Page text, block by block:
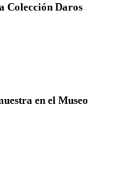
Colección Daros
en el Museo